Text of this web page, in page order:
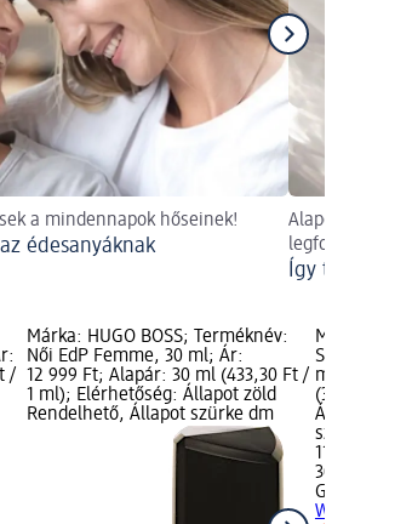
a mindennapok hőseinek!
édesanyáknak
Alaposan
legfontosabb
Így találd
/
Márka: HUGO BOSS; Terméknév:
Női EdP Femme, 30 ml; Ár:
12 999 Ft; Alapár: 30 ml (433,30 Ft /
1 ml); Elérhetőség: Állapot zöld
Rendelhető, Állapot szürke dm
Márka:
Seductive
ml; Ár: 11
(399,97 Ft
Állapot
szürke dm
11 999 Ft
30 ml
Guess
Women, 30